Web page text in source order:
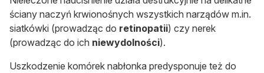
ściany naczyń krwionośnych wszystkich narządów m.in.
siatkówki (prowadząc do retinopatii) czy nerek
(prowadząc do ich niewydolności).
Uszkodzenie komórek nabłonka predysponuje też do